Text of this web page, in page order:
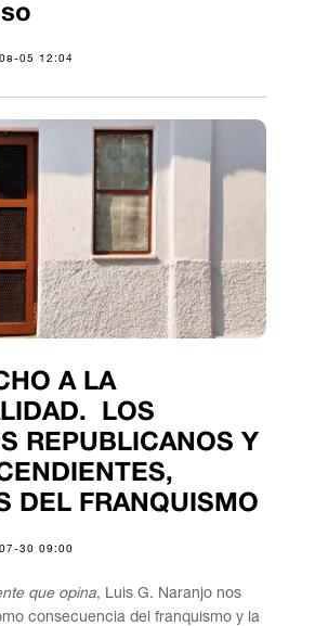
05 12:04
A LA
LOS
REPUBLICANOS Y
DEL FRANQUISMO
30 09:00
que opina, Luis G. Naranjo nos
consecuencia del franquismo y la